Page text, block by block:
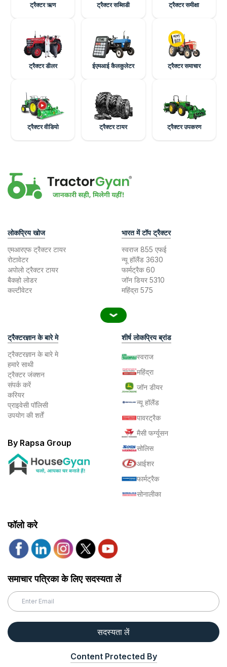
ट्रैक्टर ऋण ट्रैक्टर सब्सिडी ट्रैक्टर समीक्षा
ट्रैक्टर डीलर ईएमआई कैलकुलेटर ट्रैक्टर समाचार
ट्रैक्टर वीडियो ट्रैक्टर टायर ट्रैक्टर उपकरण
लोकप्रिय खोज
एमआरएफ ट्रैक्टर टायर
रोटावेटर
अपोलो ट्रैक्टर टायर
बैकहो लोडर
कल्टीवेटर
भारत में टॉप ट्रैक्टर
स्वराज 855 एफई
न्यू हॉलैंड 3630
फार्मट्रैक 60
जॉन डियर 5310
महिंद्रा 575
ट्रैक्टरज्ञान के बारे मे
ट्रैक्टरज्ञान के बारे मे
हमारे साथी
ट्रैक्टर जंक्शन
संपर्क करें
करियर
प्राइवेसी पॉलिसी
उपयोग की शर्तें
By Rapsa Group
शीर्ष लोकप्रिय ब्रांड
स्वराज
महिंद्रा
जॉन डीयर
न्यू हॉलैंड
पावरट्रैक
मैसी फर्ग्यूसन
सोलिस
आईशर
फार्मट्रैक
सोनालीका
फॉलो करे
समाचार पत्रिका के लिए सदस्यता लें
सदस्यता लें
Content Protected By